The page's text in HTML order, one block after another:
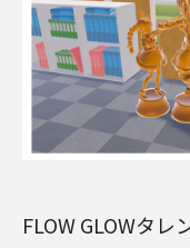
FLOW GLOWタ